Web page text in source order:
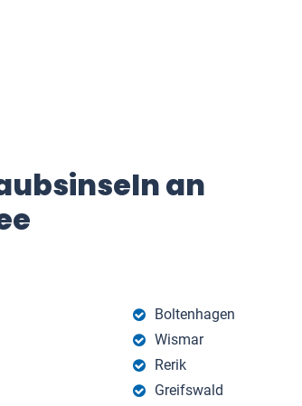
an
Boltenhagen
Wismar
Rerik
Greifswald